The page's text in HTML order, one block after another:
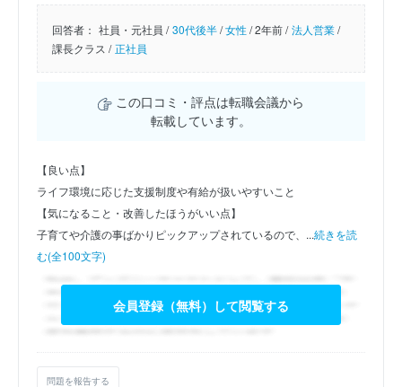
回答者： 社員・元社員 / 30代後半/女性/2年前 / 法人営業/
課長クラス / 正社員
この口コミ・評点は転職会議から
転載しています。
【良い点】
ライフ環境に応じた支援制度や有給が扱いやすいこと
【気になること・改善したほうがいい点】
子育てや介護の事ばかりピックアップされているので、...続きを読
む(全100文字)
会員登録（無料）して閲覧する
問題を報告する